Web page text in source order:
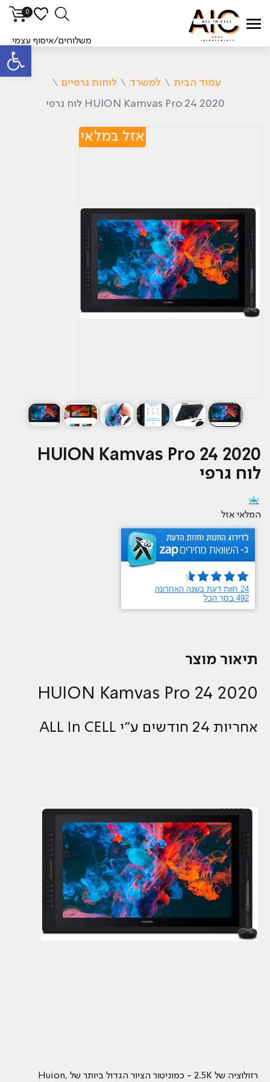
פתח
0
משלוחים/איסוף עצמי
עמוד הבית \ למשרד \ לוחות גרפיים \
2020 HUION Kamvas Pro 24 לוח גרפי
2020 HUION Kamvas Pro 24
לוח גרפי
המלאי אזל
אזל במלאי
תיאור מוצר
2020 HUION Kamvas Pro 24
אחריות 24 חודשים ע"י ALL In CELL
רזולוציה של 2.5K - כמוניטור הציור הגדול ביותר של Huion,